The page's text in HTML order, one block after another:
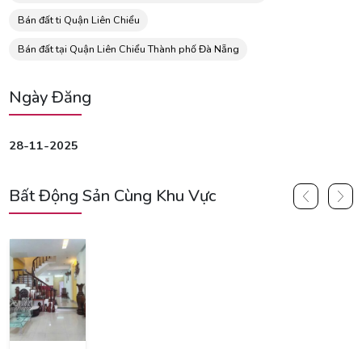
Bán đất ti Quận Liên Chiểu
Bán đất tại Quận Liên Chiểu Thành phố Đà Nẵng
Ngày Đăng
28-11-2025
Bất Động Sản Cùng Khu Vực